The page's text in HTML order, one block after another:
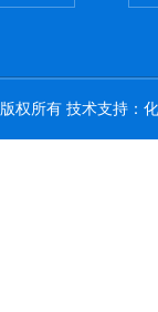
权所有 技术支持：